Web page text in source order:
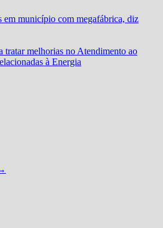
em município com megafábrica, diz
tratar melhorias no Atendimento ao
à Energia